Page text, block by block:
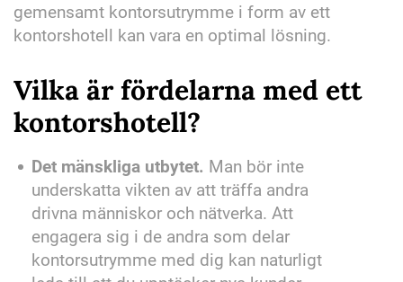
gemensamt kontorsutrymme i form av ett
kontorshotell kan vara en optimal lösning.
Vilka är fördelarna med ett
kontorshotell?
Det mänskliga utbytet. Man bör inte
underskatta vikten av att träffa andra
drivna människor och nätverka. Att
engagera sig i de andra som delar
kontorsutrymme med dig kan naturligt